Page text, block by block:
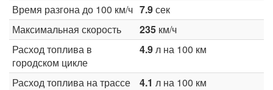
Время разгона до 100 км/ч 7.9сек
Максимальная скорость
235 км/ч
Расход топлива в
городском цикле
4.9л на 100 км
Расход топлива на трассе 4.1 л на 100 км